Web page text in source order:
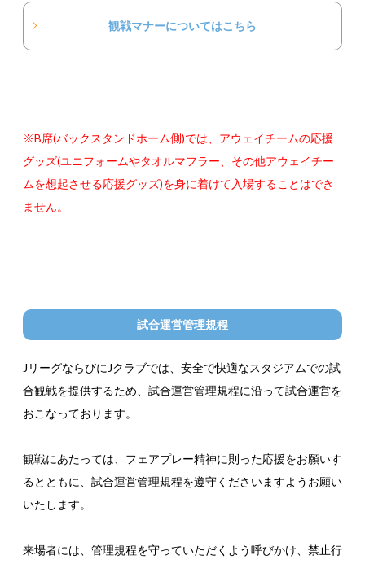
観戦マナーについてはこちら
※B席(バックスタンドホーム側)では、アウェイチームの応援
グッズ(ユニフォームやタオルマフラー、その他アウェイチー
ムを想起させる応援グッズ)を身に着けて入場することはでき
ません。
試合運営管理規程
JリーグならびにJクラブでは、安全で快適なスタジアムでの試
合観戦を提供するため、試合運営管理規程に沿って試合運営を
おこなっております。
観戦にあたっては、フェアプレー精神に則った応援をお願いす
るとともに、試合運営管理規程を遵守くださいますようお願い
いたします。
来場者には、管理規程を守っていただくよう呼びかけ、禁止行